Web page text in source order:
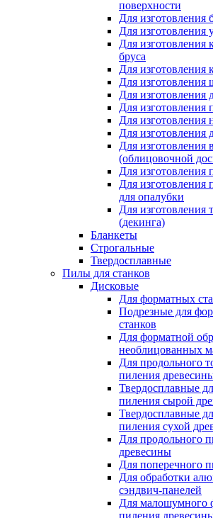
поверхности
Для изготовления
Для изготовления
Для изготовления
бруса
Для изготовления
Для изготовления
Для изготовления
Для изготовления
Для изготовления
Для изготовления
Для изготовления
(облицовочной
Для изготовления
Для изготовления
для опалубки
Для изготовления
(декинга)
Бланкеты
Строгальные
Твердосплавные
Пилы для станков
Дисковые
Для форматных
Подрезные для
станков
Для форматной
необлицованных
Для продольного
пиления
Твердосплавные
пиления сырой
Твердосплавные
пиления сухой
Для продольного
древесины
Для поперечного
Для обработки
сэндвич-панелей
Для малошумного